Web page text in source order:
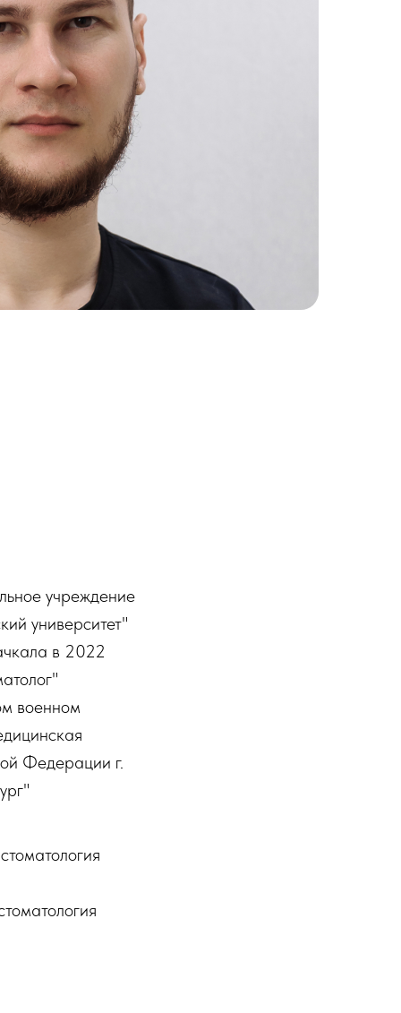
учреждение
университет"
в 2022
военном
Федерации г.